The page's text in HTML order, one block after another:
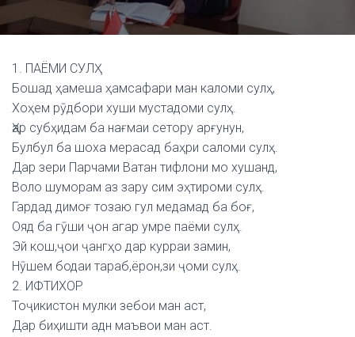
G
1. ПАЁМИ СУЛҲ
Бошад ҳамеша ҳамсафари ман каломи сулҳ,
Хоҳем рӯдбори хуши мустадоми сулҳ.
Ҳар субҳидам ба нағмаи сетору арғунун,
Булбул ба шоха мерасад баҳри саломи сулҳ.
Дар зери Парчами Ватан тифлони мо хушанд,
Воло шуморам аз зару сим эҳтироми сулҳ.
Гардад димоғ тозаю гул медамад ба боғ,
Ояд ба гӯши ҷон агар умре паёми сулҳ.
Эй кош,ҷои ҷангҳо дар курраи замин,
Нӯшем бодаи тараб,ёрон,зи ҷоми сулҳ.
2. ИФТИХОР
Тоҷикистон мулки зебои ман аст,
Дар биҳишти адн маъвои ман аст.